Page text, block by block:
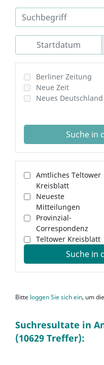
Berliner Zeitung
Neue Zeit
Neues Deutschland
Suche in
Amtliches Teltower
Kreisblatt
Neueste
Mitteilungen
Provinzial-
Correspondenz
Teltower Kreisblatt
Suche in
Bitte loggen Sie sich ein, um
Suchresultate in
(10629 Treffer):